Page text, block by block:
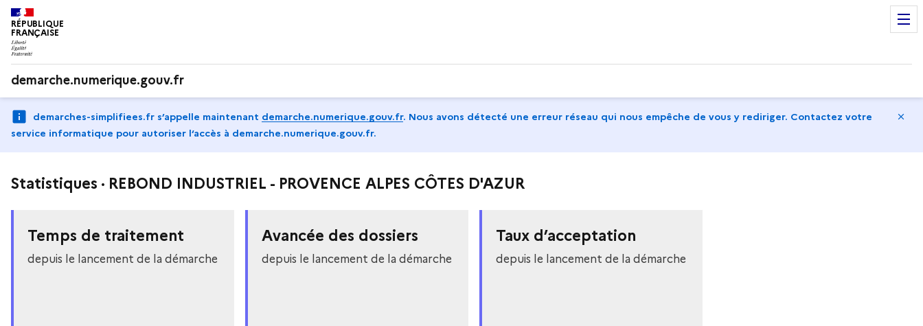
RÉPUBLIQUE
FRANÇAISE
demarche.numerique.gouv.fr
demarches-simplifiees.fr s’appelle maintenant demarche.numerique.gouv.fr. Nous avons détecté une erreur réseau qui nous empêche de vous y rediriger. Contactez votre
service informatique pour autoriser l‘accès à demarche.numerique.gouv.fr.
Statistiques · REBOND INDUSTRIEL - PROVENCE ALPES CÔTES D'AZUR
Temps de traitement
depuis le lancement de la démarche
Avancée des dossiers
depuis le lancement de la démarche
Taux d’acceptation
depuis le lancement de la démarche